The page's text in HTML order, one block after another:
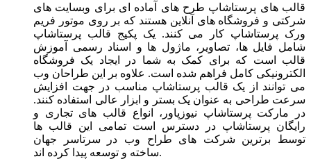
قالب های پرستاشاپ طرح های آماده ای برای وبسایت های
شرکتی و فروشگاه های آنلاین هستند که بر روی موتور فریم
ورک پرستاشاپ کار می کنند. یک پکیج قالب پرستاشاپ
شامل فایل ها، تصاویر، ماژول ها و اسناد رسمی آموزش
قالب است که برای کمک به شما در ایجاد یک فروشگاه
الکترونیکی کامل فراهم شده است. علاوه بر این طراحان وب
می توانند از یک قالب پرستاشاپ مناسب در جهت افزایش
سرعت طراحی به عنوان یک بستر و ابزار عالی استفاده کنند.
در مارکت پرستاشاپ نیوزپاور، انواع قالب های تجاری و
رایگان پرستاشاپ در دسترس است تمامی این قالب ها
توسط برترین شرکت های طراح وب در سرتاسر جهان
ساخته و توسعه پیدا کرده اند.